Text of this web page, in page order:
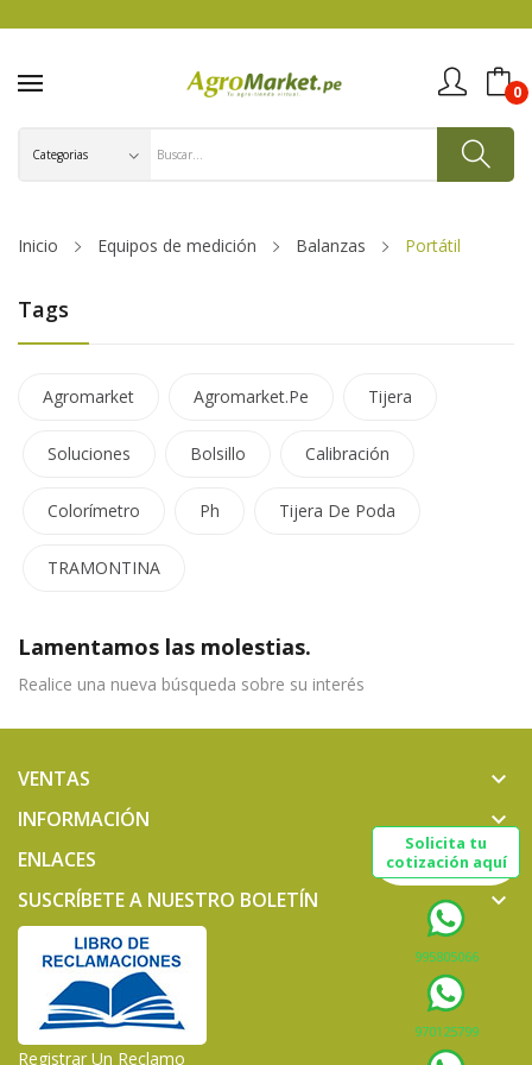
0
Inicio Equipos de medición Balanzas Portátil
Tags
Agromarket Agromarket.pe Tijera
Soluciones Bolsillo Calibración
Colorímetro Ph Tijera De Poda
TRAMONTINA
Lamentamos las molestias.
Realice una nueva búsqueda sobre su interés
VENTAS keyboard_arrow_down
INFORMACIÓN keyboard_arrow_down
ENLACES keyboard_arrow_down
SUSCRÍBETE A NUESTRO BOLETÍN keyboard_arrow_down
Registrar Un Reclamo
Solicita tu
cotización aquí
995805066
970125799